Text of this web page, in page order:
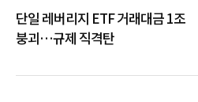
단일 레버리지 ETF 거래대금 1조
붕괴…규제 직격탄